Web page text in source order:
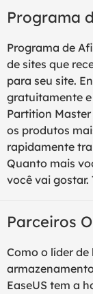
Programa
Programa de
de sites que
para seu site.
gratuitamente e
Partition Master
os produtos
rapidamente
Quanto mais
você vai gostar.
Parceiros
Como o líder
EaseUS tem a